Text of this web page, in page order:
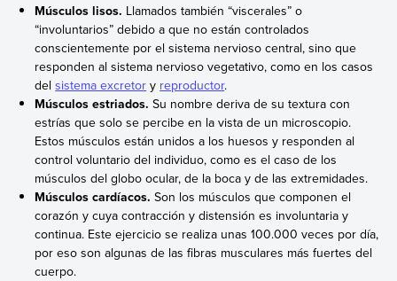
Músculos lisos. Llamados también “viscerales” o
“involuntarios” debido a que no están controlados
conscientemente por el sistema nervioso central, sino que
responden al sistema nervioso vegetativo, como en los casos
delsistema excretor y reproductor.
Músculos estriados. Su nombre deriva de su textura con
estrías que solo se percibe en la vista de un microscopio.
Estos músculos están unidos a los huesos y responden al
control voluntario del individuo, como es el caso de los
músculos del globo ocular, de la boca y de las extremidades.
Músculos cardíacos. Son los músculos que componen el
corazón y cuya contracción y distensión es involuntaria y
continua. Este ejercicio se realiza unas 100.000 veces por día,
por eso son algunas de las fibras musculares más fuertes del
cuerpo.